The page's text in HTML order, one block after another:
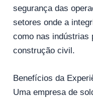
segurança das
setores onde a
como nas indústrias
construção civil.
Benefícios da
Uma empresa de